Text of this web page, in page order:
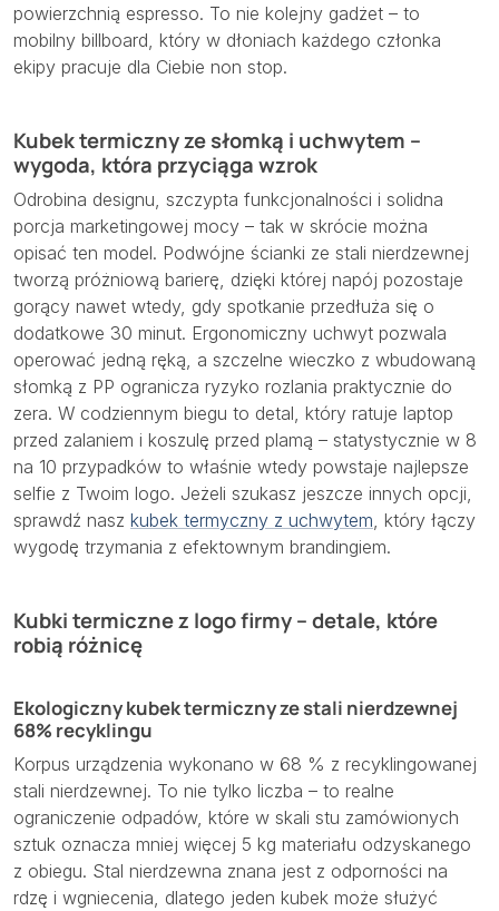
powierzchnią espresso. To nie kolejny gadżet – to
mobilny billboard, który w dłoniach każdego członka
ekipy pracuje dla Ciebie non stop.
Kubek termiczny ze słomką i uchwytem –
wygoda, która przyciąga wzrok
Odrobina designu, szczypta funkcjonalności i solidna
porcja marketingowej mocy – tak w skrócie można
opisać ten model. Podwójne ścianki ze stali nierdzewnej
tworzą próżniową barierę, dzięki której napój pozostaje
gorący nawet wtedy, gdy spotkanie przedłuża się o
dodatkowe 30 minut. Ergonomiczny uchwyt pozwala
operować jedną ręką, a szczelne wieczko z wbudowaną
słomką z PP ogranicza ryzyko rozlania praktycznie do
zera. W codziennym biegu to detal, który ratuje laptop
przed zalaniem i koszulę przed plamą – statystycznie w 8
na 10 przypadków to właśnie wtedy powstaje najlepsze
selfie z Twoim logo. Jeżeli szukasz jeszcze innych opcji,
sprawdź nasz kubek termyczny z uchwytem, który łączy
wygodę trzymania z efektownym brandingiem.
Kubki termiczne z logo firmy – detale, które
robią różnicę
Ekologiczny kubek termiczny ze stali nierdzewnej
68% recyklingu
Korpus urządzenia wykonano w 68 % z recyklingowanej
stali nierdzewnej. To nie tylko liczba – to realne
ograniczenie odpadów, które w skali stu zamówionych
sztuk oznacza mniej więcej 5 kg materiału odzyskanego
z obiegu. Stal nierdzewna znana jest z odporności na
rdzę i wgniecenia, dlatego jeden kubek może służyć